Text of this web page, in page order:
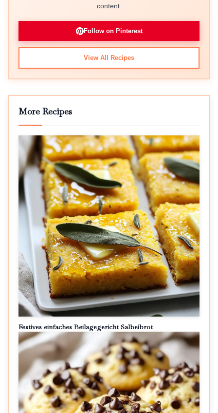
content.
Follow on Pinterest
View All Recipes
More Recipes
Festives einfaches Beilagegericht Salbeibrot